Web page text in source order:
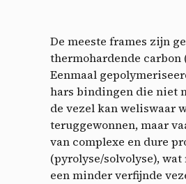
De meeste frames zijn
thermohardende carbon
Eenmaal
hars bindingen die niet
de vezel kan weliswaar
teruggewonnen, maar
van complexe en dure
(pyrolyse/solvolyse),
een minder verfijnde